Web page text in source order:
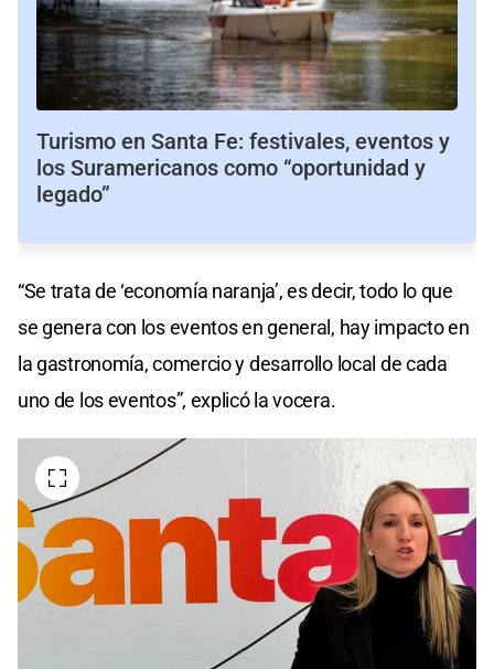
Turismo en Santa Fe: festivales, eventos y
los Suramericanos como “oportunidad y
legado”
“Se trata de ‘economía naranja’, es decir, todo lo que
se genera con los eventos en general, hay impacto en
la gastronomía, comercio y desarrollo local de cada
uno de los eventos”, explicó la vocera.